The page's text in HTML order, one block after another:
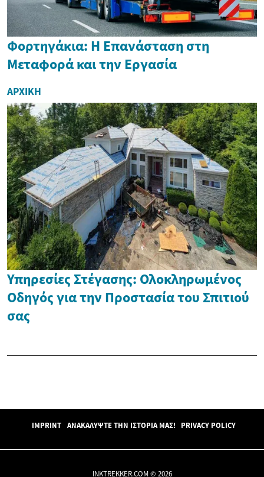
Φορτηγάκια: Η Επανάσταση στη
Μεταφορά και την Εργασία
ΑΡΧΙΚΉ
Υπηρεσίες Στέγασης: Ολοκληρωμένος
Οδηγός για την Προστασία του Σπιτιού
σας
IMPRINT ΑΝΑΚΑΛΎΨΤΕ ΤΗΝ ΙΣΤΟΡΊΑ ΜΑΣ! PRIVACY POLICY
INKTREKKER.COM © 2026